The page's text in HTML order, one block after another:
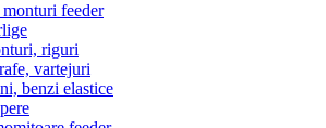
feeder
riguri
vartejuri
benzi elastice